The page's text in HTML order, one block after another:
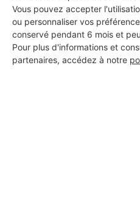
Vous pouvez accepter
ou personnaliser vos
conservé pendant 6 mois et
Pour plus d'informations et
partenaires, accédez à notre